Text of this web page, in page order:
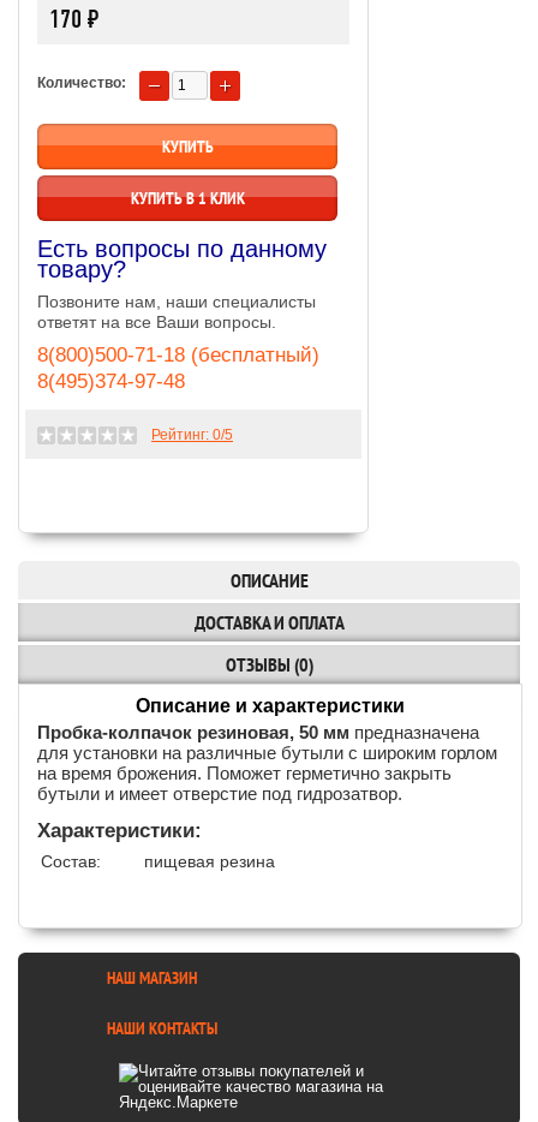
170 ₽
Количество:
КУПИТЬ В 1 КЛИК
Есть вопросы по данному
товару?
Позвоните нам, наши специалисты
ответят на все Ваши вопросы.
8(800)500-71-18 (бесплатный)
8(495)374-97-48
Рейтинг: 0/5
ОПИСАНИЕ
ДОСТАВКА И ОПЛАТА
ОТЗЫВЫ (0)
Описание и характеристики
Пробка-колпачок резиновая, 50 мм предназначена
для установки на различные бутыли с широким горлом
на время брожения. Поможет герметично закрыть
бутыли и имеет отверстие под гидрозатвор.
Характеристики:
Состав: пищевая резина
НАШ МАГАЗИН
НАШИ КОНТАКТЫ